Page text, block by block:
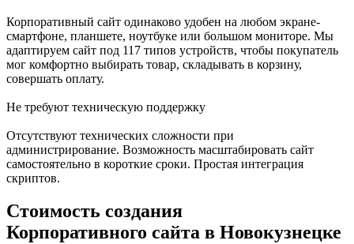
Корпоративный сайт одинаково удобен на любом экране-
смартфоне, планшете, ноутбуке или большом мониторе. Мы
адаптируем сайт под 117 типов устройств, чтобы покупатель
мог комфортно выбирать товар, складывать в корзину,
совершать оплату.
Не требуют техническую поддержку
Отсутствуют технических сложности при
администрирование. Возможность масштабировать сайт
самостоятельно в короткие сроки. Простая интеграция
скриптов.
Стоимость создания
Корпоративного сайта в Новокузнецке